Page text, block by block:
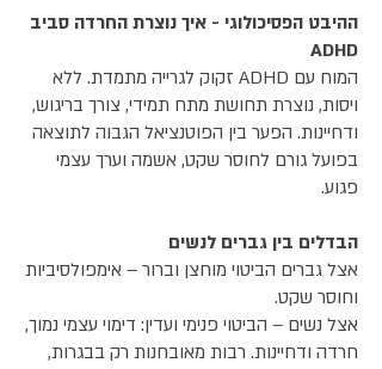
ההיבט הפסיכולוגי - איך נוצרת החרדה סביב
ADHD
המוח עם ADHD זקוק לגרייה מתמדת. ללא
ויסות, נוצרת תחושת מתח תמידי, צורך בריגוש,
ודחיינות. הפער בין הפוטנציאל הגבוה לתוצאה
בפועל גורם לחוסר שקט, אשמה וערך עצמי
פגוע.
הבדלים בין גברים לנשים
אצל גברים הביטוי מוחצן וברור – אימפולסיביות
וחוסר שקט.
אצל נשים – הביטוי פנימי ועדין: דימוי עצמי נמוך,
חרדה ודחיינות. רבות מאובחנות רק בבגרות,